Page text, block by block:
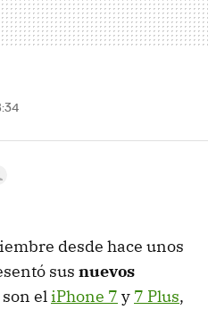
desde hace unos
sus nuevos
eliPhone 7 y 7 Plus,